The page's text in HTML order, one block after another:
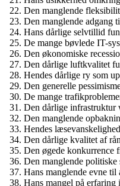
Den manglende
Den manglende adgang
Hans dårlige selvtillid
De mange bøvlede IT-
Den økonomiske
Den dårlige luftkvalitet
Hendes dårlige ry som
Den generelle
De mange
Den dårlige infrastruktur
Den manglende
Hendes
Den dårlige kvalitet af
Den øgede konkurrence
Den manglende
Hans manglende evne
Hans mangel på